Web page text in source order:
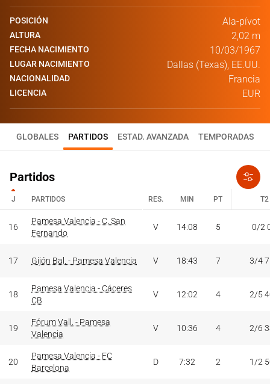
POSICIÓN Ala-pívot
ALTURA 2,02 m
FECHA NACIMIENTO 10/03/1967
LUGAR NACIMIENTO Dallas (Texas), EE.UU.
NACIONALIDAD Francia
LICENCIA EUR
GLOBALES PARTIDOS ESTAD. AVANZADA TEMPORADAS
Partidos
J PARTIDOS RES. MIN PT T2
PARTIDOS
16
Pamesa Valencia - C. San
Fernando
V 14:08 5 0/2
17 Gijón Bal. - Pamesa Valencia V 18:43 7 3/4
18
Pamesa Valencia - Cáceres
CB
V 12:02 4 2/5
19
Fórum Vall. - Pamesa
Valencia
V 10:36 4 2/6
20
Pamesa Valencia - FC
Barcelona
D 7:32 2 1/2